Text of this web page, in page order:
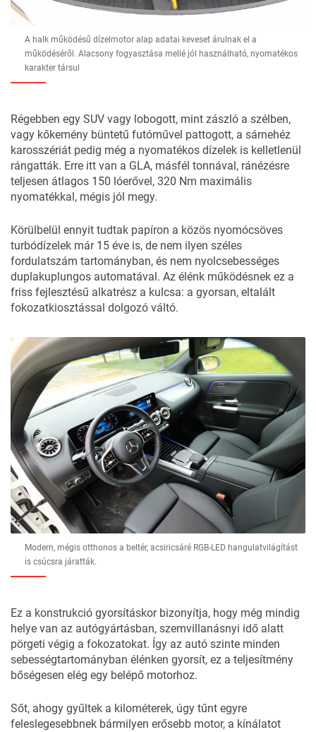
A halk működésű dízelmotor alap adatai keveset árulnak el a
működéséről. Alacsony fogyasztása mellé jól használható, nyomatékos
karakter társul
Régebben egy SUV vagy lobogott, mint zászló a szélben,
vagy kőkemény büntetű futóművel pattogott, a sárnehéz
karosszériát pedig még a nyomatékos dízelek is kelletlenül
rángatták. Erre itt van a GLA, másfél tonnával, ránézésre
teljesen átlagos 150 lóerővel, 320 Nm maximális
nyomatékkal, mégis jól megy.
Körülbelül ennyit tudtak papíron a közös nyomócsöves
turbódízelek már 15 éve is, de nem ilyen széles
fordulatszám tartományban, és nem nyolcsebességes
duplakuplungos automatával. Az élénk működésnek ez a
friss fejlesztésű alkatrész a kulcsa: a gyorsan, eltalált
fokozatkiosztással dolgozó váltó.
Modern, mégis otthonos a beltér, acsiricsáré RGB-LED hangulatvilágítást
is csúcsra járatták.
Ez a konstrukció gyorsításkor bizonyítja, hogy még mindig
helye van az autógyártásban, szemvillanásnyi idő alatt
pörgeti végig a fokozatokat. Így az autó szinte minden
sebességtartományban élénken gyorsít, ez a teljesítmény
bőségesen elég egy belépő motorhoz.
Sőt, ahogy gyűltek a kilométerek, úgy tűnt egyre
feleslegesebbnek bármilyen erősebb motor, a kínálatot